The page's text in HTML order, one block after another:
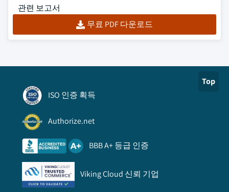
관련 보고서
무료 PDF 다운로드
Top
ISO 인증 획득
Authorize.net
BBB A+ 등급 인증
Viking Cloud 신뢰 기업